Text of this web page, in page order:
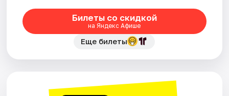
Билеты со скидкой
на Яндекс Афише
Еще билеты